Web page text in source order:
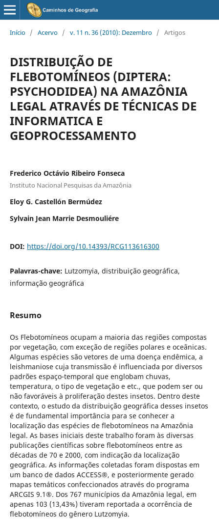
Início / Acervo / v. 11 n. 36 (2010): Dezembro / Artigos
DISTRIBUIÇÃO DE
FLEBOTOMÍNEOS (DIPTERA:
PSYCHODIDEA) NA AMAZÔNIA
LEGAL ATRAVÉS DE TÉCNICAS DE
INFORMATICA E
GEOPROCESSAMENTO
Frederico Octávio Ribeiro Fonseca
Instituto Nacional Pesquisas da Amazônia
Eloy G. Castellón Bermúdez
Sylvain Jean Marrie Desmouliére
DOI: https://doi.org/10.14393/RCG113616300
Palavras-chave: Lutzomyia, distribuição geográfica,
informação geográfica
Resumo
Os Flebotomíneos ocupam a maioria das regiões compostas
por vegetação, com exceção de regiões polares e oceânicas.
Algumas espécies são vetores de uma doença endêmica, a
leishmaniose cuja transmissão é influenciada por diversos
padrões espaço-temporal que englobam chuvas,
temperatura, o tipo de vegetação e etc., que podem ser ou
não favoráveis à proliferação destes insetos. Dentro deste
contexto, o estudo da distribuição geográfica desses insetos
é de fundamental importância para se conhecer a
localização das espécies de flebotomíneos na Amazônia
legal. As bases iniciais deste trabalho foram às diversas
publicações científicas sobre flebotomíneos entre as
décadas de 70 e 2000, com indicação da localização
geográfica. As informações coletadas foram dispostas em
um banco de dados ACCESS®, e posteriormente gerado
mapas temáticos confeccionados através do programa
ARCGIS 9.1®. Dos 767 municípios da Amazônia legal, em
apenas 103 (13,43%) tiveram reportada a ocorrência de
flebotomíneos do gênero Lutzomyia.